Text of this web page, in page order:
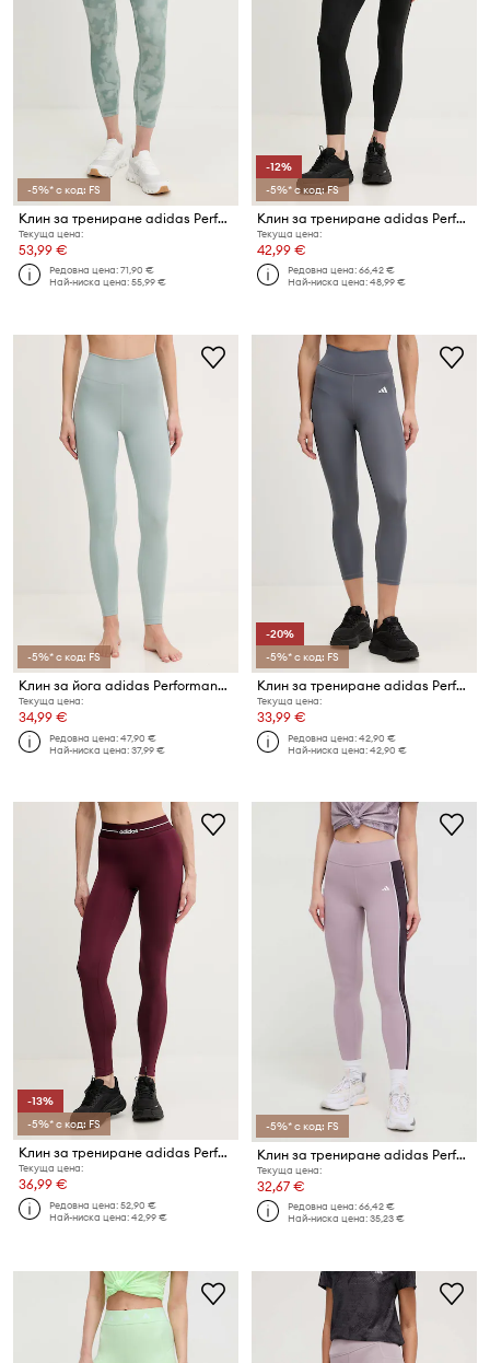
-5%* с код: FS
Клин за трениране adidas Performance adi365
Текуща цена:
53,99 €
Редовна цена:71,90 €
Най-ниска цена:55,99 €
-12%
-5%* с код: FS
Клин за трениране adidas Performance All me
Текуща цена:
42,99 €
Редовна цена:66,42 €
Най-ниска цена:48,99 €
-5%* с код: FS
Клин за йога adidas Performance All me
Текуща цена:
34,99 €
Редовна цена:47,90 €
Най-ниска цена:37,99 €
-20%
-5%* с код: FS
Клин за трениране adidas Performance
Текуща цена:
33,99 €
Редовна цена:42,90 €
Най-ниска цена:42,90 €
-13%
-5%* с код: FS
Клин за трениране adidas Performance Hyperglam
Текуща цена:
36,99 €
Редовна цена:52,90 €
Най-ниска цена:42,99 €
-5%* с код: FS
Клин за трениране adidas Performance Optime
Текуща цена:
32,67 €
Редовна цена:66,42 €
Най-ниска цена:35,23 €